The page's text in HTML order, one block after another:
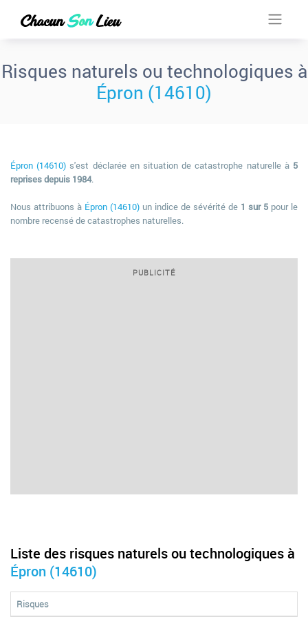
Risques naturels ou technologiques à
Épron (14610)
Épron (14610) s'est déclarée en situation de catastrophe naturelle à 5
reprises depuis 1984.
Nous attribuons à Épron (14610) un indice de sévérité de 1 sur 5 pour le
nombre recensé de catastrophes naturelles.
PUBLICITÉ
Liste des risques naturels ou technologiques à
Épron (14610)
Risques